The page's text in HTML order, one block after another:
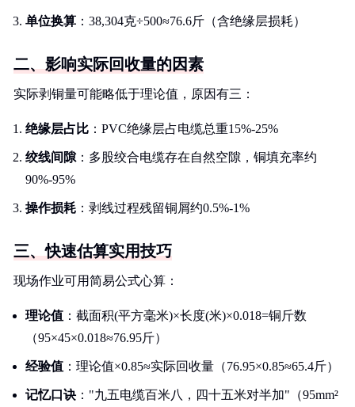
单位换算 ：38,304克÷500≈76.6斤（含绝缘层损耗）
二、影响实际回收量的因素
实际剥铜量可能略低于理论值，原因有三：
绝缘层占比 ：PVC绝缘层占电缆总重15%-25%
绞线间隙：多股绞合电缆存在自然空隙，铜填充率约
90%-95%
操作损耗 ：剥线过程残留铜屑约0.5%-1%
三、快速估算实用技巧
现场作业可用简易公式心算：
理论值 ：截面积(平方毫米)×长度(米)×0.018=铜斤数
（95×45×0.018≈76.95斤）
经验值 ：理论值×0.85≈实际回收量（76.95×0.85≈65.4斤）
记忆口诀 ："九五电缆百米八，四十五米对半加"（95mm²